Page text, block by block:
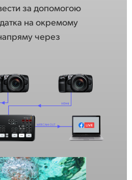
за допомогою
на окремому
через